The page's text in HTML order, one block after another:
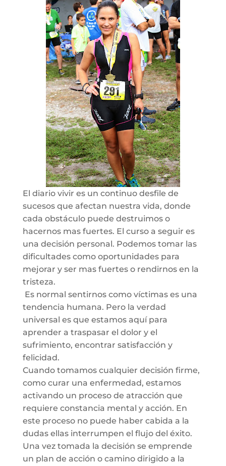
El diario vivir es un continuo desfile de
sucesos que afectan nuestra vida, donde
cada obstáculo puede destruimos o
hacernos mas fuertes. El curso a seguir es
una decisión personal. Podemos tomar las
dificultades como oportunidades para
mejorar y ser mas fuertes o rendirnos en la
tristeza.
Es normal sentirnos como víctimas es una
tendencia humana. Pero la verdad
universal es que estamos aquí para
aprender a traspasar el dolor y el
sufrimiento, encontrar satisfacción y
felicidad.
Cuando tomamos cualquier decisión firme,
como curar una enfermedad, estamos
activando un proceso de atracción que
requiere constancia mental y acción. En
este proceso no puede haber cabida a la
dudas ellas interrumpen el flujo del éxito.
Una vez tomada la decisión se emprende
un plan de acción o camino dirigido a la